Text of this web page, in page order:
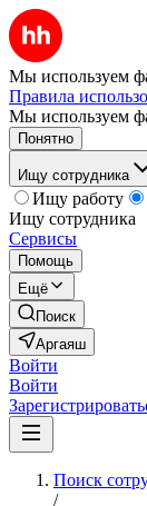
Мы используем
Правила
Мы используем
Понятно
Ищу сотрудника
Ищу работу
Ищу сотрудника
Сервисы
Помощь
Ещё
Поиск
Аргаяш
Войти
Войти
Поиск
/